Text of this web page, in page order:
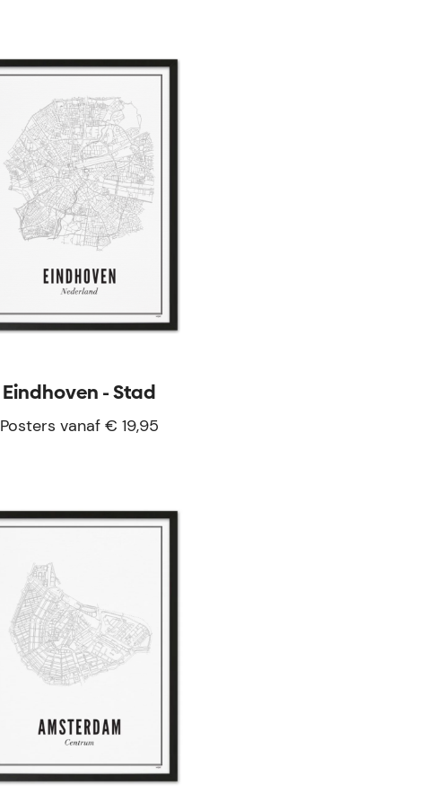
Eindhoven - Stad
Posters vanaf € 19,95